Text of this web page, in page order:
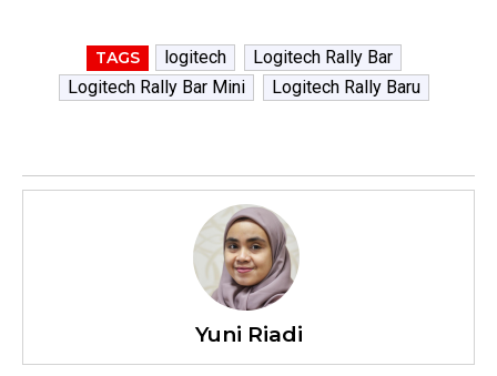
TAGS logitech
Logitech Rally Bar
Logitech Rally Bar Mini
Logitech Rally Baru
Yuni Riadi